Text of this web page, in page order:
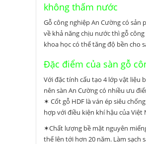
không thấm nước
Gỗ công nghiệp An Cường có
về khả năng chịu nước thì gỗ
khoa học có thể tăng độ bền cho
Đặc điểm của sàn gỗ
Với đặc tính cấu tạo 4 lớp vật liệu
nên sàn An Cường có nhiều ưu
✶ Cốt gỗ HDF là ván ép siêu
hợp với điều kiện khí hậu của
✶Chất lượng bề mặt nguyên
thể lên tới hơn 20 năm. Làm sạch